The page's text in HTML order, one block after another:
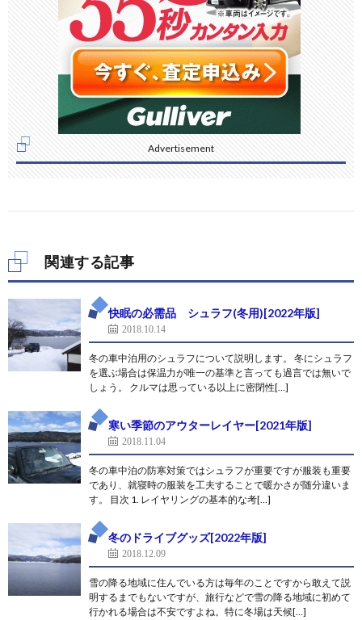
Advertisement
関連する記事
快眠の必需品 シュラフ(冬用)[2022年版]
2018.10.14
冬の車中泊用のシュラフについて説明します。 冬にシュラフ
を選ぶ場合は保温力が唯一の基準と言っても過言では無いで
しょう。 クルマは思っている以上に密閉性[…]
寒い季節のアウターレイヤー[2021年版]
2018.11.04
冬の車中泊の防寒対策ではシュラフが重要ですが服装も重要
であり、就寝時の服装を工夫することで暖かさが随分違いま
す。 目次 1. レイヤリングの基本的な考[…]
冬のドライブグッズ[2022年版]
2018.12.09
雪の降る地域に住んでいる方は毎年のことですから敢えて説
明するまでもないですが、旅行などで雪の降る地域に初めて
行かれる場合は不安ですよね。特に冬場は天候[…]